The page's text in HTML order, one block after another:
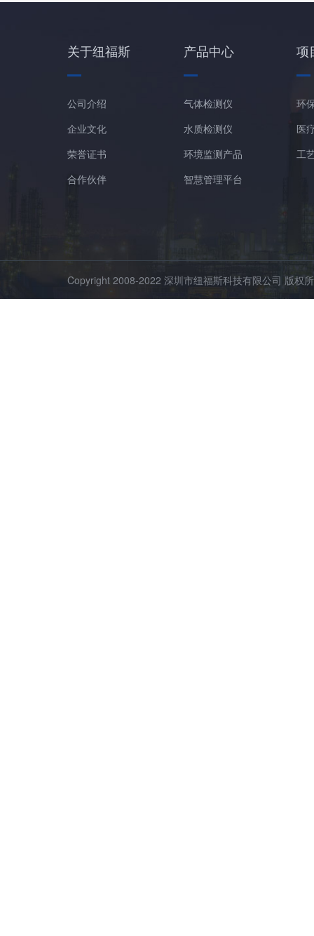
关于纽福斯
公司介绍
企业文化
荣誉证书
合作伙伴
产品中心
气体检测仪
水质检测仪
环境监测产品
智慧管理平台
项
环
医
工
Copyright 2008-2022 深圳市纽福斯科技有限公司 版